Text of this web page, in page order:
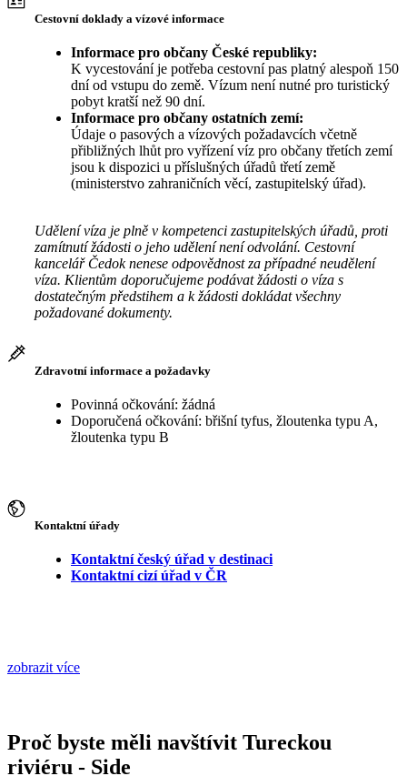
Cestovní doklady a vízové informace
Informace pro občany České republiky:
K vycestování je potřeba cestovní pas platný alespoň 150
dní od vstupu do země. Vízum není nutné pro turistický
pobyt kratší než 90 dní.
Informace pro občany ostatních zemí:
Údaje o pasových a vízových požadavcích včetně
přibližných lhůt pro vyřízení víz pro občany třetích zemí
jsou k dispozici u příslušných úřadů třetí země
(ministerstvo zahraničních věcí, zastupitelský úřad).
Udělení víza je plně v kompetenci zastupitelských úřadů, proti
zamítnutí žádosti o jeho udělení není odvolání. Cestovní
kancelář Čedok nenese odpovědnost za případné neudělení
víza. Klientům doporučujeme podávat žádosti o víza s
dostatečným předstihem a k žádosti dokládat všechny
požadované dokumenty.
Zdravotní informace a požadavky
Povinná očkování: žádná
Doporučená očkování: břišní tyfus, žloutenka typu A,
žloutenka typu B
Kontaktní úřady
Kontaktní český úřad v destinaci
Kontaktní cizí úřad v ČR
zobrazit více
Proč byste měli navštívit Tureckou
riviéru - Side